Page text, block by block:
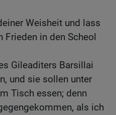
Weisheit und lass
Frieden in den Scheol
Gileaditers Barsillai
und sie sollen unter
Tisch essen; denn
als ich